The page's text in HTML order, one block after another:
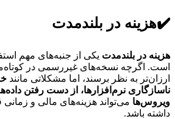
✔️هزینه در بلندمدت
هزینه در بلندمدت یکی از جنبه‌های مهم
است. اگرچه نسخه‌های غیررسمی در
ارزان‌تر به نظر برسند، اما مشکلاتی مانند
ناسازگاری نرم‌افزارها، از دست رفتن
ویروس‌ها می‌تواند هزینه‌های مالی و زمانی
داشته باشد.